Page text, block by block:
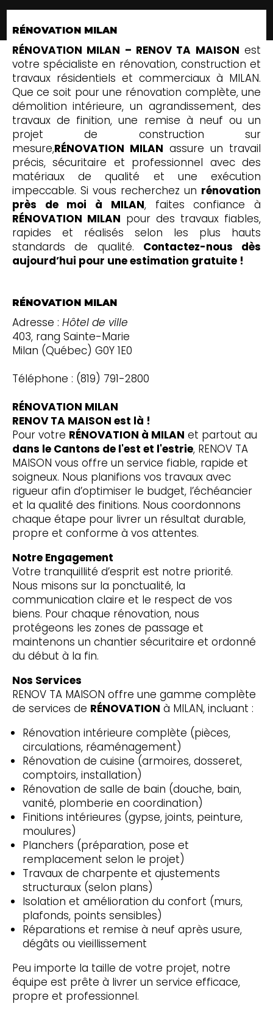
RÉNOVATION MILAN
RÉNOVATION MILAN – RENOV TA MAISON est
votre spécialiste en rénovation, construction et
travaux résidentiels et commerciaux à MILAN.
Que ce soit pour une rénovation complète, une
démolition intérieure, un agrandissement, des
travaux de finition, une remise à neuf ou un
projet de construction sur
mesure,RÉNOVATION MILAN assure un travail
précis, sécuritaire et professionnel avec des
matériaux de qualité et une exécution
impeccable. Si vous recherchez un rénovation
près de moi à MILAN, faites confiance à
RÉNOVATION MILAN pour des travaux fiables,
rapides et réalisés selon les plus hauts
standards de qualité. Contactez-nous dès
aujourd’hui pour une estimation gratuite !
RÉNOVATION MILAN
Adresse : Hôtel de ville
403, rang Sainte-Marie
Milan (Québec) G0Y 1E0
Téléphone : (819) 791-2800
RÉNOVATION MILAN
RENOV TA MAISON est là !
Pour votre RÉNOVATION à MILAN et partout au
dans le Cantons de l'est et l'estrie, RENOV TA
MAISON vous offre un service fiable, rapide et
soigneux. Nous planifions vos travaux avec
rigueur afin d’optimiser le budget, l’échéancier
et la qualité des finitions. Nous coordonnons
chaque étape pour livrer un résultat durable,
propre et conforme à vos attentes.
Notre Engagement
Votre tranquillité d’esprit est notre priorité.
Nous misons sur la ponctualité, la
communication claire et le respect de vos
biens. Pour chaque rénovation, nous
protégeons les zones de passage et
maintenons un chantier sécuritaire et ordonné
du début à la fin.
Nos Services
RENOV TA MAISON offre une gamme complète
de services de RÉNOVATION à MILAN, incluant :
Rénovation intérieure complète (pièces,
circulations, réaménagement)
Rénovation de cuisine (armoires, dosseret,
comptoirs, installation)
Rénovation de salle de bain (douche, bain,
vanité, plomberie en coordination)
Finitions intérieures (gypse, joints, peinture,
moulures)
Planchers (préparation, pose et
remplacement selon le projet)
Travaux de charpente et ajustements
structuraux (selon plans)
Isolation et amélioration du confort (murs,
plafonds, points sensibles)
Réparations et remise à neuf après usure,
dégâts ou vieillissement
Peu importe la taille de votre projet, notre
équipe est prête à livrer un service efficace,
propre et professionnel.